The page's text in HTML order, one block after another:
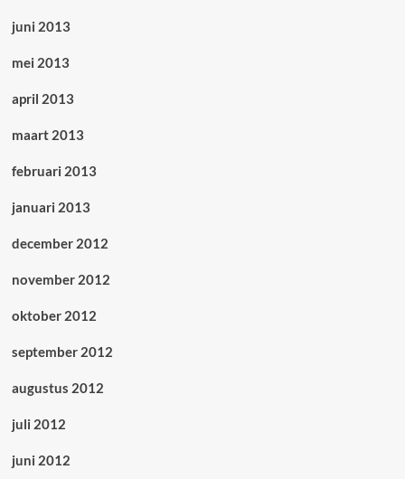
juni 2013
mei 2013
april 2013
maart 2013
februari 2013
januari 2013
december 2012
november 2012
oktober 2012
september 2012
augustus 2012
juli 2012
juni 2012